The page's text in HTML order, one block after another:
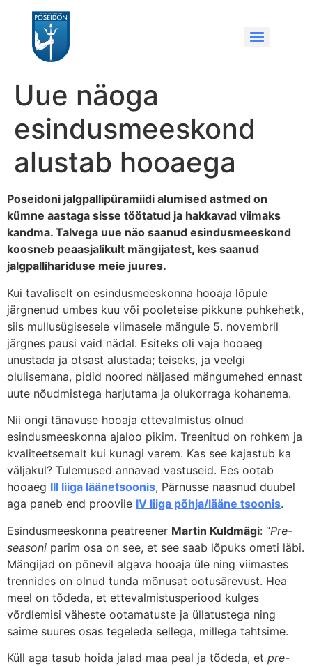
Uue näoga
esindusmeeskond
alustab hooaega
Poseidoni jalgpallipüramiidi alumised astmed on
kümne aastaga sisse töötatud ja hakkavad viimaks
kandma. Talvega uue näo saanud esindusmeeskond
koosneb peaasjalikult mängijatest, kes saanud
jalgpallihariduse meie juures.
Kui tavaliselt on esindusmeeskonna hooaja lõpule
järgnenud umbes kuu või pooleteise pikkune puhkehetk,
siis mullusügisesele viimasele mängule 5. novembril
järgnes pausi vaid nädal. Esiteks oli vaja hooaeg
unustada ja otsast alustada; teiseks, ja veelgi
olulisemana, pidid noored näljased mängumehed ennast
uute nõudmistega harjutama ja olukorraga kohanema.
Nii ongi tänavuse hooaja ettevalmistus olnud
esindusmeeskonna ajaloo pikim. Treenitud on rohkem ja
kvaliteetsemalt kui kunagi varem. Kas see kajastub ka
väljakul? Tulemused annavad vastuseid. Ees ootab
hooaeg III liiga läänetsoonis, Pärnusse naasnud duubel
aga paneb end proovile IV liiga põhja/lääne tsoonis.
Esindusmeeskonna peatreener Martin Kuldmägi: “Pre-
seasoni parim osa on see, et see saab lõpuks ometi läbi.
Mängijad on põnevil algava hooaja üle ning viimastes
trennides on olnud tunda mõnusat ootusärevust. Hea
meel on tõdeda, et ettevalmistusperiood kulges
võrdlemisi väheste ootamatuste ja üllatustega ning
saime suures osas tegeleda sellega, millega tahtsime.
Küll aga tasub hoida jalad maa peal ja tõdeda, et pre-